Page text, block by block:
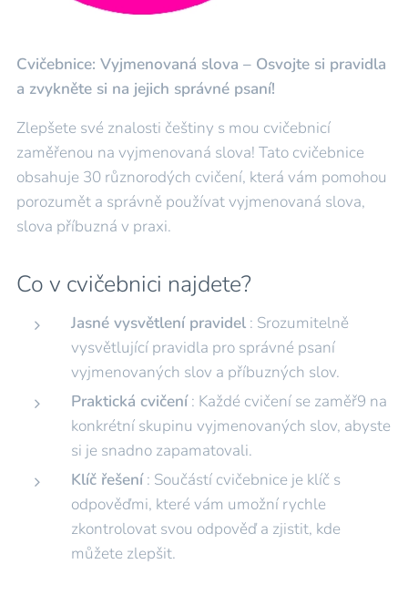
Cvičebnice: Vyjmenovaná slova – Osvojte si pravidla
a zvykněte si na jejich správné psaní!
Zlepšete své znalosti češtiny s mou cvičebnicí
zaměřenou na vyjmenovaná slova! Tato cvičebnice
obsahuje 30 různorodých cvičení, která vám pomohou
porozumět a správně používat vyjmenovaná slova,
slova příbuzná v praxi.
Co v cvičebnici najdete?
Jasné vysvětlení pravidel : Srozumitelně
vysvětlující pravidla pro správné psaní
vyjmenovaných slov a příbuzných slov.
Praktická cvičení: Každé cvičení se zaměř9 na
konkrétní skupinu vyjmenovaných slov, abyste
si je snadno zapamatovali.
Klíč řešení: Součástí cvičebnice je klíč s
odpověďmi, které vám umožní rychle
zkontrolovat svou odpověď a zjistit, kde
můžete zlepšit.